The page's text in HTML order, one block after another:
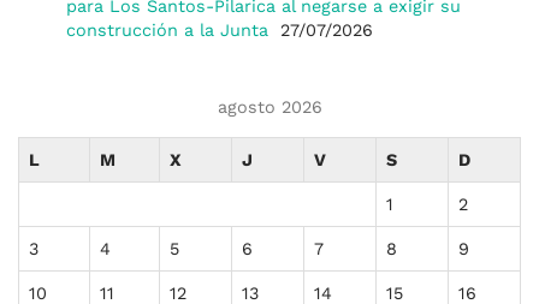
para Los Santos-Pilarica al negarse a exigir su
construcción a la Junta
27/07/2026
agosto 2026
L M X J V S D
1 2
3 4 5 6 7 8 9
10 11 12 13 14 15 16